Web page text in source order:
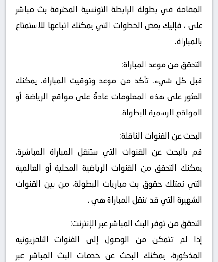
المقامة في بطولة الرابطة التونسية المحترفة بث مباشر
على ، فإليك بعض الخطوات التي يمكنك اتباعها للاستمتاع
بالمباراة.
التحقق من موعد المباراة:
قبل كل شيء، تأكد من موعد وتوقيت المباراة، يمكنك
العثور على هذه المعلومات عادةً على مواقع الرياضة أو
المواقع الرسمية للبطولة.
البحث عن القنوات الناقلة:
قم بالبحث عن القنوات التي ستنقل المباراة المباشرة،
يمكنك التحقق من القنوات الرياضية المحلية أو العالمية
التي تمتلك حقوق بث مباريات البطولة، من بين القنوات
الشهيرة التي قد تنقل المباراة هي .
التحقق من توفر البث المباشر عبر الإنترنت:
إذا لم تتمكن من الوصول إلى القنوات التلفزيونية
المذكورة، يمكنك البحث عن خدمات البث المباشر عبر